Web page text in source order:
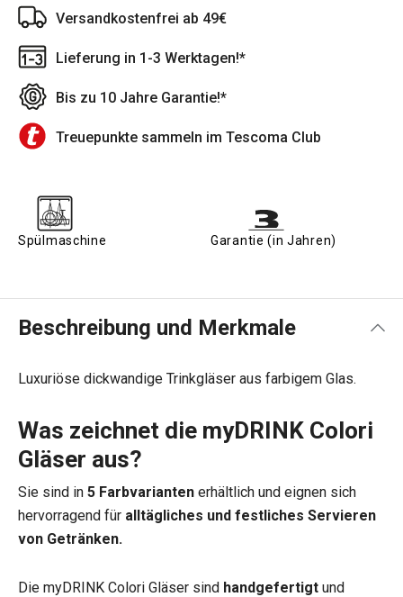
Versandkostenfrei ab 49€
Lieferung in 1-3 Werktagen!*
Bis zu 10 Jahre Garantie!*
Treuepunkte sammeln im Tescoma Club
Spülmaschine Garantie (in Jahren)
Beschreibung und Merkmale
Luxuriöse dickwandige Trinkgläser aus farbigem Glas.
Was zeichnet die myDRINK Colori
Gläser aus?
Sie sind in 5 Farbvarianten erhältlich und eignen sich
hervorragend für alltägliches und festliches Servieren
von Getränken.
Die myDRINK Colori Gläser sind handgefertigt und